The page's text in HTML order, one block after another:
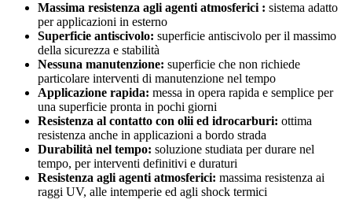
Massima resistenza agli agenti atmosferici : sistema adatto
per applicazioni in esterno
Superficie antiscivolo: superficie antiscivolo per il massimo
della sicurezza e stabilità
Nessuna manutenzione: superficie che non richiede
particolare interventi di manutenzione nel tempo
Applicazione rapida: messa in opera rapida e semplice per
una superficie pronta in pochi giorni
Resistenza al contatto con olii ed idrocarburi: ottima
resistenza anche in applicazioni a bordo strada
Durabilità nel tempo: soluzione studiata per durare nel
tempo, per interventi definitivi e duraturi
Resistenza agli agenti atmosferici: massima resistenza ai
raggi UV, alle intemperie ed agli shock termici